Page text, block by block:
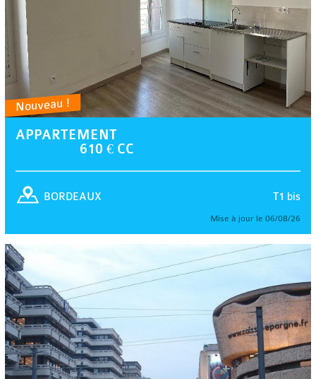
Nouveau !
APPARTEMENT
610 € CC
T1 bis
BORDEAUX
Mise à jour le 06/08/26